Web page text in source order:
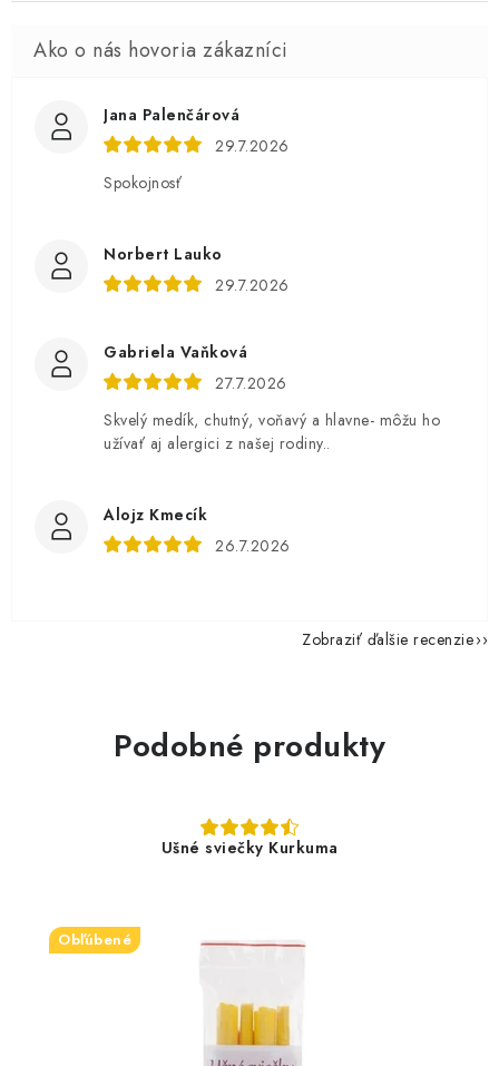
Jana Palenčárová
29.7.2026
Spokojnosť
Norbert Lauko
29.7.2026
Gabriela Vaňková
27.7.2026
Skvelý medík, chutný, voňavý a hlavne- môžu ho
užívať aj alergici z našej rodiny..
Alojz Kmecík
26.7.2026
Zobraziť ďalšie recenzie
Podobné produkty
Ušné sviečky Kurkuma
Obľúbené